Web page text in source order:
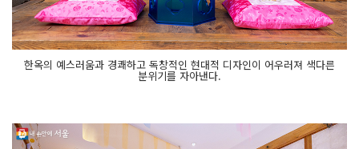
한옥의 예스러움과 경쾌하고 독창적인 현대적 디자인이 어우러져 색다른
분위기를 자아낸다.